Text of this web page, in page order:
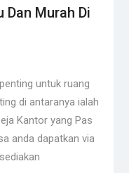
Murah Di
untuk ruang
di antaranya ialah
Kantor yang Pas
anda dapatkan via